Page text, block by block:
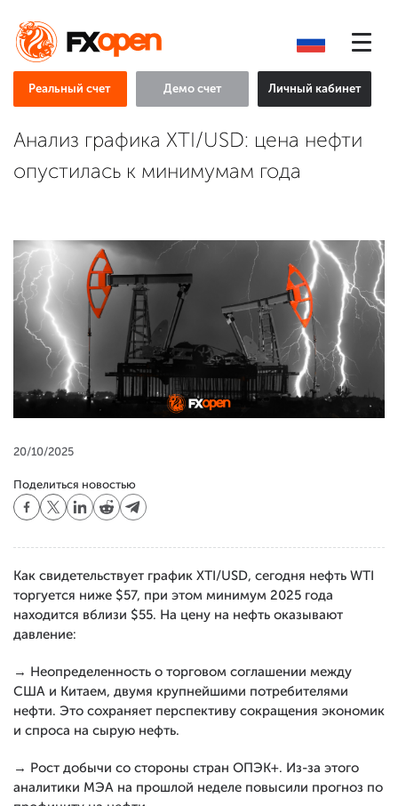
Реальный счет Демо счет Личный кабинет
Анализ графика XTI/USD: цена нефти
опустилась к минимумам года
20/10/2025
Поделиться новостью
Как свидетельствует график XTI/USD, сегодня нефть WTI
торгуется ниже $57, при этом минимум 2025 года
находится вблизи $55. На цену на нефть оказывают
давление:
→ Неопределенность о торговом соглашении между
США и Китаем, двумя крупнейшими потребителями
нефти. Это сохраняет перспективу сокращения экономик
и спроса на сырую нефть.
→ Рост добычи со стороны стран ОПЭК+. Из-за этого
аналитики МЭА на прошлой неделе повысили прогноз по